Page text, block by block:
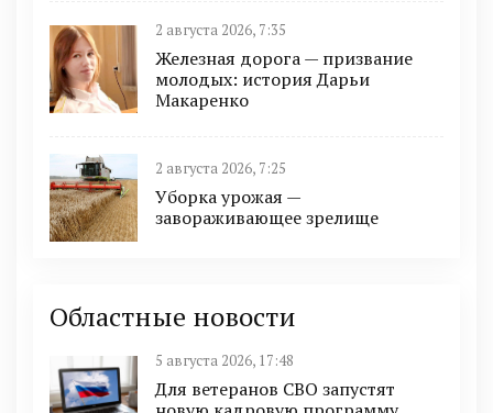
2 августа 2026, 7:35
Железная дорога — призвание
молодых: история Дарьи
Макаренко
2 августа 2026, 7:25
Уборка урожая —
завораживающее зрелище
Областные новости
5 августа 2026, 17:48
Для ветеранов СВО запустят